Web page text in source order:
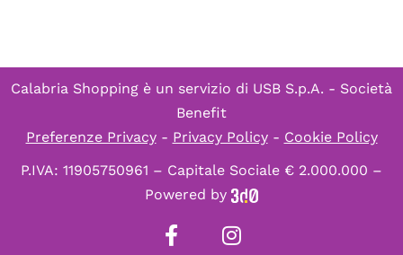
Calabria Shopping è un servizio di USB S.p.A. - Società
Benefit
Preferenze Privacy- Privacy Policy- Cookie Policy
P.IVA: 11905750961 – Capitale Sociale € 2.000.000 –
Powered by